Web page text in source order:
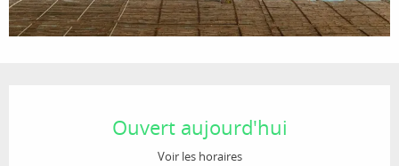
Ouvert aujourd'hui
Voir les horaires